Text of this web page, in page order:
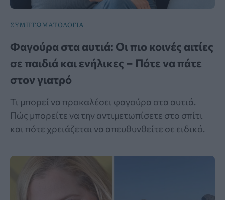
ΣΥΜΠΤΩΜΑΤΟΛΟΓΙΑ
Φαγούρα στα αυτιά: Οι πιο κοινές αιτίες
σε παιδιά και ενήλικες – Πότε να πάτε
στον γιατρό
Τι μπορεί να προκαλέσει φαγούρα στα αυτιά.
Πώς μπορείτε να την αντιμετωπίσετε στο σπίτι
και πότε χρειάζεται να απευθυνθείτε σε ειδικό.